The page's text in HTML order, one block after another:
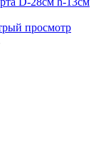
просмотр